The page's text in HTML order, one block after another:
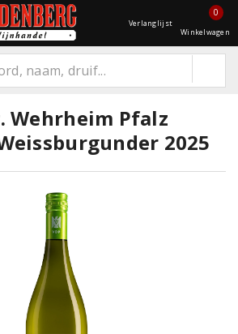
Verlanglijst
0
Winkelwagen
Wehrheim Pfalz
2025